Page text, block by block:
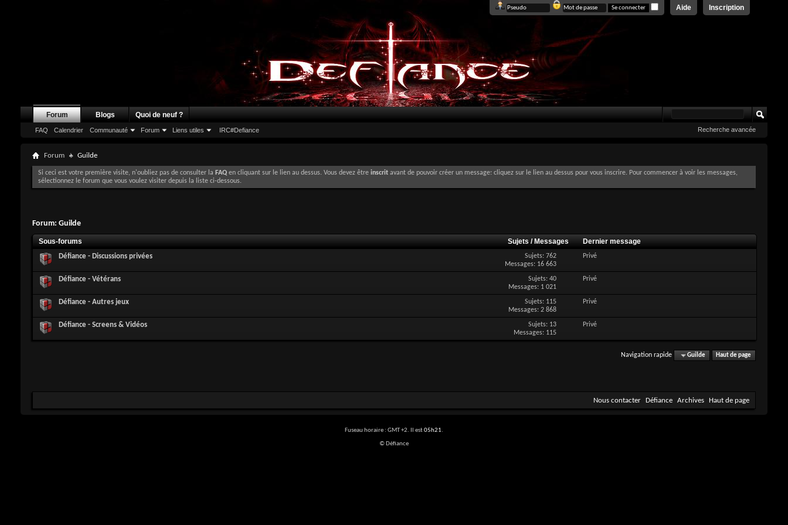
Inscription
Aide
Forum
FAQ Calendrier Communauté Forum Liens utiles IRC#Defiance
Blogs Quoi de neuf ?
Recherche avancée
Forum Guilde
Si ceci est votre première visite, n'oubliez pas de consulter la FAQ en cliquant sur le lien au dessus. Vous devez être inscrit avant de pouvoir créer un message: cliquez sur le lien au dessus pour vous inscrire. Pour commencer à voir les messages,
sélectionnez le forum que vous voulez visiter depuis la liste ci-dessous.
Forum: Guilde
Sous-forums Sujets / Messages Dernier message
Défiance - Discussions privées
Sujets: 762
Messages: 16 663
Privé
Défiance - Vétérans
Sujets: 40
Messages: 1 021
Privé
Défiance - Autres jeux
Sujets: 115
Messages: 2 868
Privé
Défiance - Screens & Vidéos
Sujets: 13
Messages: 115
Privé
Navigation rapide Guilde Haut de page
Nous contacter Défiance Archives Haut de page
Fuseau horaire : GMT +2. Il est05h21.
© Défiance